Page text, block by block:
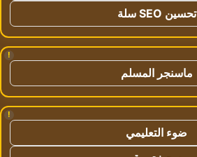
تحسين SEO سلة
!
ماسنجر المسلم
!
ضوء التعليمي